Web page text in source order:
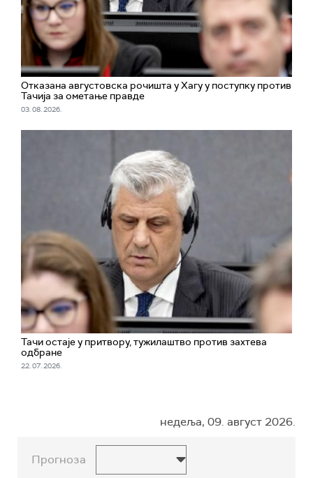
Отказана августовска рочишта у Хагу у поступку против
Тачија за ометање правде
03. 08. 2026.
Тачи остаје у притвору, тужилаштво против захтева
одбране
22. 07. 2026.
недеља, 09. август 2026.
Прогноза